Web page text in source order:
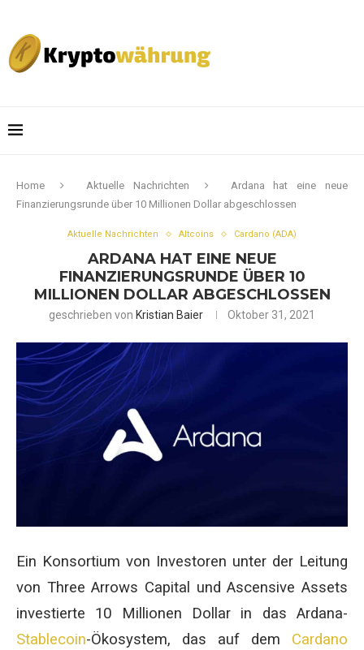
Home Aktuelle Nachrichten
Ardana hat eine neue
Finanzierungsrunde über 10 Millionen Dollar abgeschlossen
Aktuelle Nachrichten Altcoins Cardano (ADA)
ARDANA HAT EINE NEUE
FINANZIERUNGSRUNDE ÜBER 10
MILLIONEN DOLLAR ABGESCHLOSSEN
geschrieben von Kristian Baier Oktober 31, 2021
Ein Konsortium von Investoren unter der Leitung
von Three Arrows Capital und Ascensive Assets
investierte 10 Millionen Dollar in das Ardana-
Stablecoin-Ökosystem, das auf dem Cardano